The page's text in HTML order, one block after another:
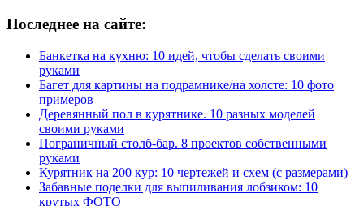
Последнее на сайте:
Банкетка на кухню: 10 идей, чтобы сделать своими
руками
Багет для картины на подрамнике/на холсте: 10 фото
примеров
Деревянный пол в курятнике. 10 разных моделей
своими руками
Пограничный столб-бар. 8 проектов собственными
руками
Курятник на 200 кур: 10 чертежей и схем (с размерами)
Забавные поделки для выпиливания лобзиком: 10
крутых ФОТО